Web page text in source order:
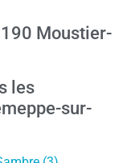
Moustier-
les
sur-